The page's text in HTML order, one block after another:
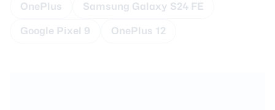
OnePlus Samsung Galaxy S24 FE
Google Pixel 9 OnePlus 12